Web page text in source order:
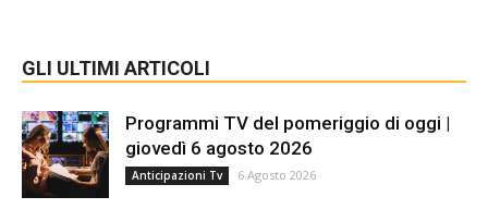
GLI ULTIMI ARTICOLI
Programmi TV del pomeriggio di oggi |
giovedì 6 agosto 2026
Anticipazioni Tv 6 Agosto 2026